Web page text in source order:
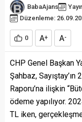
BabaAjans
Düzenleme:
0 A+ A-
CHP Genel Başkan
Şahbaz, Sayıştay’ın
Raporu’na ilişkin
ödeme yapılıyor.
TL iken,